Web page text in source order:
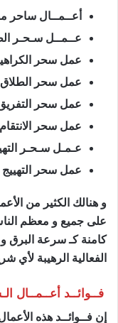
أعــمــال
عــمــل سـحـر
عمل سحر
عمل سحر الطلاق
عمل سحر
عمل سحر الانتقام
عـمـل سـحـر
عمل سحر التهييج
و هنالك الكثير من
على جميع و معظم
كامنة كـ سرعة البرق و
الفعالية الرهيبة
فــوائــد أعــمــال
إن فــوائــد هذه